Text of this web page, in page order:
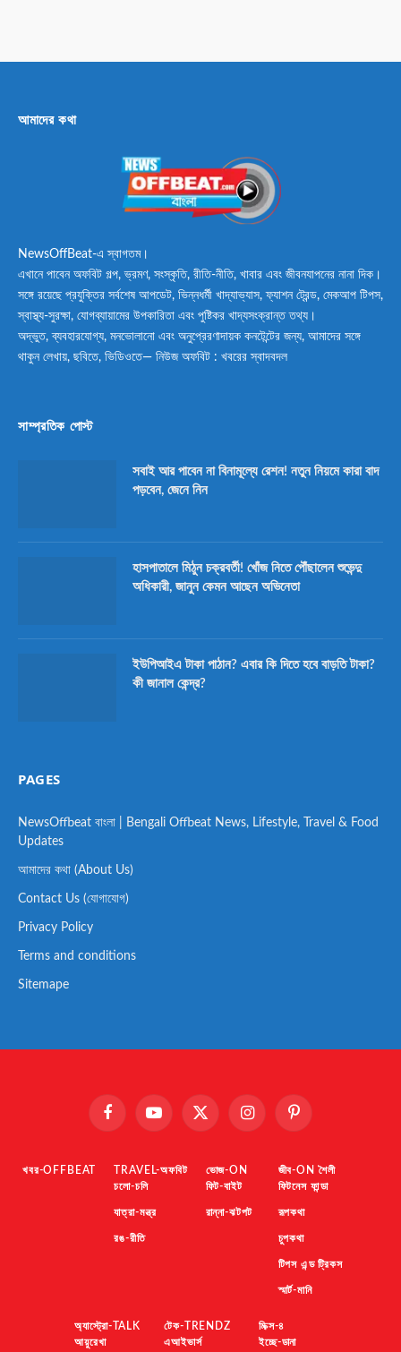
আমাদের কথা
NewsOffBeat-এ স্বাগতম।
এখানে পাবেন অফবিট গল্প, ভ্রমণ, সংস্কৃতি, রীতি-নীতি, খাবার এবং জীবনযাপনের নানা দিক।
সঙ্গে রয়েছে প্রযুক্তির সর্বশেষ আপডেট, ভিন্নধর্মী খাদ্যাভ্যাস, ফ্যাশন ট্রেন্ড, মেকআপ টিপস,
স্বাস্থ্য-সুরক্ষা, যোগব্যায়ামের উপকারিতা এবং পুষ্টিকর খাদ্যসংক্রান্ত তথ্য।
অদ্ভুত, ব্যবহারযোগ্য, মনভোলানো এবং অনুপ্রেরণাদায়ক কনটেন্টের জন্য, আমাদের সঙ্গে
থাকুন লেখায়, ছবিতে, ভিডিওতে— নিউজ অফবিট : খবরের স্বাদবদল
সাম্প্রতিক পোস্ট
সবাই আর পাবেন না বিনামূল্যে রেশন! নতুন নিয়মে কারা বাদ
পড়বেন, জেনে নিন
হাসপাতালে মিঠুন চক্রবর্তী! খোঁজ নিতে পৌঁছালেন শুভেন্দু
অধিকারী, জানুন কেমন আছেন অভিনেতা
ইউপিআইএ টাকা পাঠান? এবার কি দিতে হবে বাড়তি টাকা?
কী জানাল কেন্দ্র?
PAGES
NewsOffbeat বাংলা | Bengali Offbeat News, Lifestyle, Travel & Food
Updates
আমাদের কথা (About Us)
Contact Us (যোগাযোগ)
Privacy Policy
Terms and conditions
Sitemape
FacebookYouTube X
InstagramPinterest
খবর-OFFBEAT
TRAVEL-অফবিট
চলো-চলি
যাত্রা-মন্ত্র
রঙ-রীতি
ভোজ-ON
ফিট-বাইট
রান্না-ঝটপট
জীব-ON শৈলী
ফিটনেস ফান্ডা
রূপকথা
চুপকথা
টিপস এন্ড ট্রিকস
স্মার্ট-মানি
অ্যাস্ট্রো-TALK
আয়ুরেখা
টেক-TRENDZ
এআইভার্স
মিক্স-৪
ইচ্ছে-ডানা